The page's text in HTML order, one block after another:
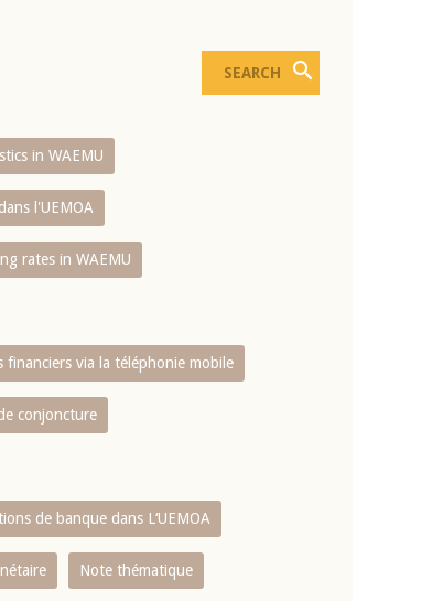
in WAEMU
l'UEMOA
rates in WAEMU
financiers via la téléphonie mobile
conjoncture
de banque dans L‘UEMOA
Note thématique